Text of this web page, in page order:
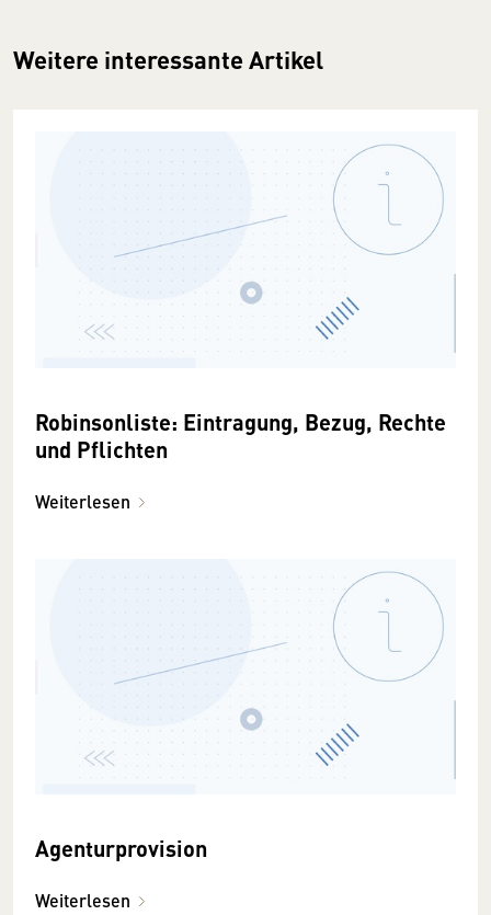
Weitere interessante Artikel
Robinsonliste: Eintragung, Bezug, Rechte
und Pflichten
Weiterlesen
Agenturprovision
Weiterlesen